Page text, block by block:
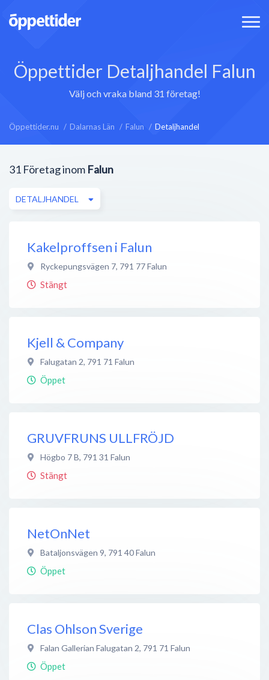
Öppettider Detaljhandel Falun
Välj och vraka bland 31 företag!
Öppettider.nu Dalarnas Län Falun Detaljhandel
31 Företag inom Falun
DETALJHANDEL
Kakelproffsen i Falun
Ryckepungsvägen 7, 791 77Falun
Stängt
Kjell & Company
Falugatan 2, 791 71 Falun
Öppet
GRUVFRUNS ULLFRÖJD
Högbo 7 B, 791 31 Falun
Stängt
NetOnNet
Bataljonsvägen 9, 791 40Falun
Öppet
Clas Ohlson Sverige
Falan Gallerian Falugatan 2, 791 71 Falun
Öppet